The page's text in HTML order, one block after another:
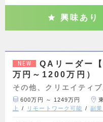
興味あり
NEW
QAリーダー
万円～1200万円）
その他、クリエイティブ
600万円 ～ 1249万円
上
リモートワーク可能 副